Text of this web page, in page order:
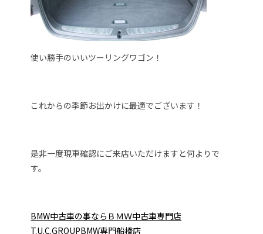
使い勝手のいいツーリングワゴン！
これからの季節お出かけに最適でございます！
是非一度現車確認にご来店いただけますと何よりで
す。
BMW中古車の事ならＢＭＷ中古車専門店
T.U.C.GROUPBMW専門船橋店